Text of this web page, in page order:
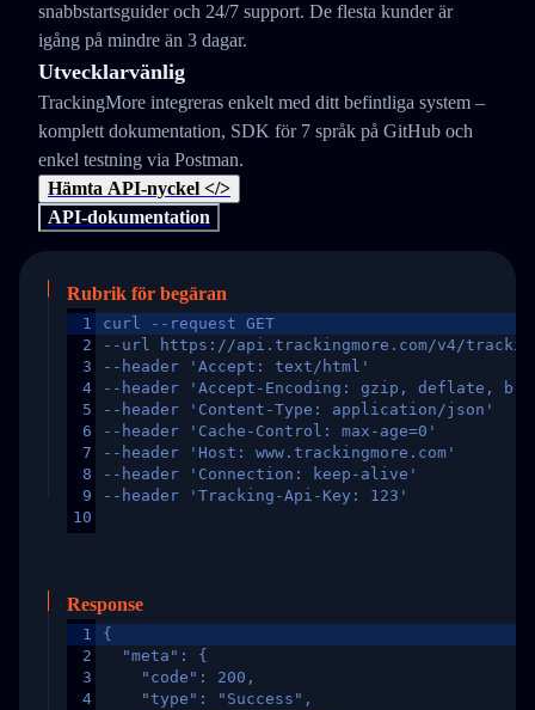
snabbstartsguider och 24/7 support. De flesta kunder är
igång på mindre än 3 dagar.
Utvecklarvänlig
TrackingMore integreras enkelt med ditt befintliga system –
komplett dokumentation, SDK för 7 språk på GitHub och
enkel testning via Postman.
Hämta API-nyckel </>
API-dokumentation
Rubrik för begäran
1
2
3
4
5
6
7
8
9
10
curl --request GET
--url https://api.trackingmore.com/v4/trackings/
--header 'Accept: text/html'
--header 'Accept-Encoding: gzip, deflate,
--header 'Content-Type: application/json'
--header 'Cache-Control: max-age=0'
--header 'Host: www.trackingmore.com'
--header 'Connection: keep-alive'
--header 'Tracking-Api-Key: 123'
Response
1
2
3
4
{
  "meta": {
    "code": 200,
    "type": "Success",